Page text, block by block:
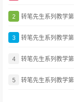
2 转笔先生系列教学
3 转笔先生系列教学
4 转笔先生系列教学
5 转笔先生系列教学